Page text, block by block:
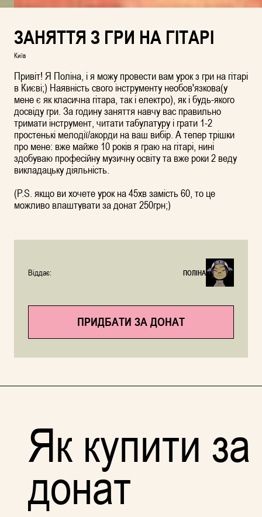
ЗАНЯТТЯ З ГРИ НА ГІТАРІ
Київ
Привіт! Я Поліна, і я можу провести вам урок з гри на гітарі
в Києві;) Наявність свого інструменту необов'язкова(у
мене є як класична гітара, так і електро), як і будь-якого
досвіду гри. За годину заняття навчу вас правильно
тримати інструмент, читати табулатуру і грати 1-2
простенькі мелодії/акорди на ваш вибір. А тепер трішки
про мене: вже майже 10 років я граю на гітарі, нині
здобуваю професійну музичну освіту та вже роки 2 веду
викладацьку діяльність.
(P.S. якщо ви хочете урок на 45хв замість 60, то це
можливо влаштувати за донат 250грн;)
Віддає: ПОЛІНА
ПРИДБАТИ ЗА ДОНАТ
Як купити за
донат